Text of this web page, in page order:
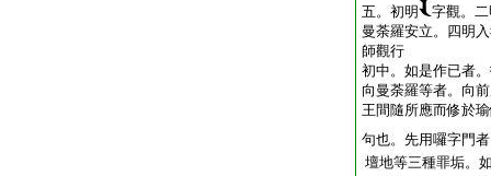
五。初明
字觀。
曼荼羅安立。四明
師觀行
初中。如是作已者
向曼荼羅等者。向
王間隨所應而修於
句也。先用囉字門
壇地等三種罪垢。